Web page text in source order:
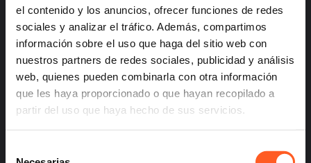
el contenido y los anuncios, ofrecer funciones de redes
sociales y analizar el tráfico. Además, compartimos
información sobre el uso que haga del sitio web con
nuestros partners de redes sociales, publicidad y análisis
web, quienes pueden combinarla con otra información
que les haya proporcionado o que hayan recopilado a
partir del uso que haya hecho de sus servicios.
– Careers
– Terms and Conditions
– Privacy